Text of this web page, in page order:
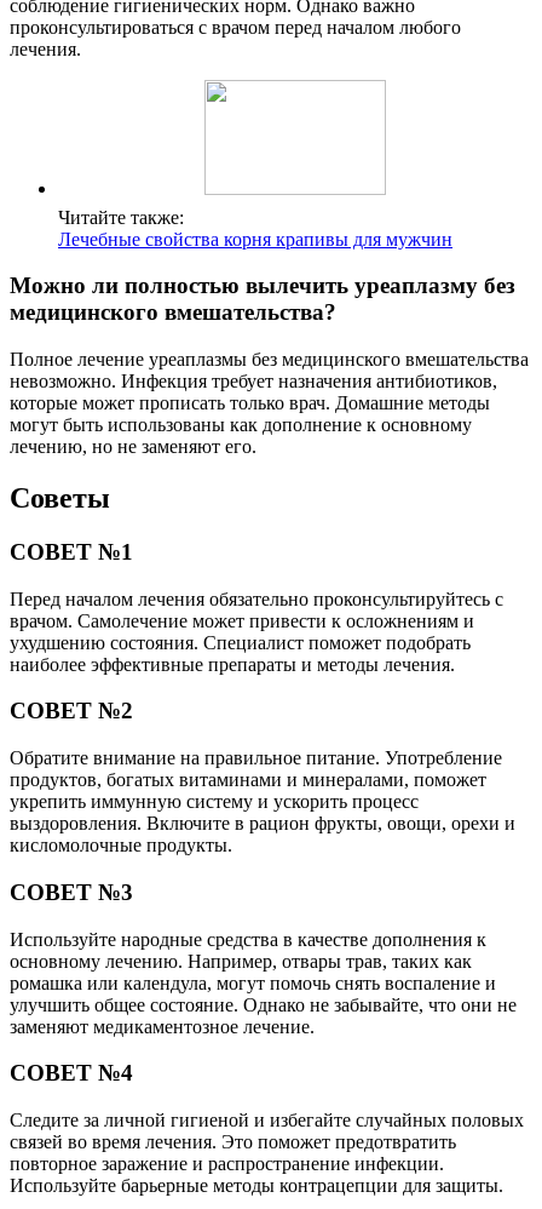
соблюдение гигиенических норм. Однако важно
проконсультироваться с врачом перед началом любого
лечения.
Читайте также:
Лечебные свойства корня крапивы для мужчин
Можно ли полностью вылечить уреаплазму без
медицинского вмешательства?
Полное лечение уреаплазмы без медицинского вмешательства
невозможно. Инфекция требует назначения антибиотиков,
которые может прописать только врач. Домашние методы
могут быть использованы как дополнение к основному
лечению, но не заменяют его.
Советы
СОВЕТ №1
Перед началом лечения обязательно проконсультируйтесь с
врачом. Самолечение может привести к осложнениям и
ухудшению состояния. Специалист поможет подобрать
наиболее эффективные препараты и методы лечения.
СОВЕТ №2
Обратите внимание на правильное питание. Употребление
продуктов, богатых витаминами и минералами, поможет
укрепить иммунную систему и ускорить процесс
выздоровления. Включите в рацион фрукты, овощи, орехи и
кисломолочные продукты.
СОВЕТ №3
Используйте народные средства в качестве дополнения к
основному лечению. Например, отвары трав, таких как
ромашка или календула, могут помочь снять воспаление и
улучшить общее состояние. Однако не забывайте, что они не
заменяют медикаментозное лечение.
СОВЕТ №4
Следите за личной гигиеной и избегайте случайных половых
связей во время лечения. Это поможет предотвратить
повторное заражение и распространение инфекции.
Используйте барьерные методы контрацепции для защиты.